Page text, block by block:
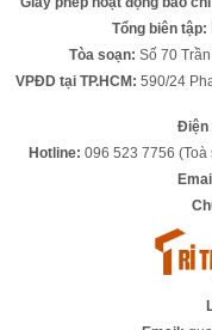
Tổng biên tập:
Tòa soạn: Số 70
VPĐD tại TP.HCM: 590/24
Điện
Hotline: 096 523 7756